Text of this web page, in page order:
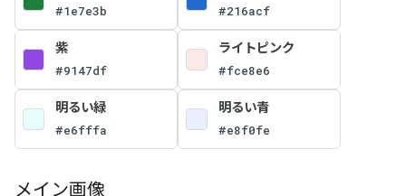
#1e7e3b #216acf
紫
#9147df
ライトピンク
#fce8e6
明るい緑
#e6fffa
明るい青
#e8f0fe
メイン画像